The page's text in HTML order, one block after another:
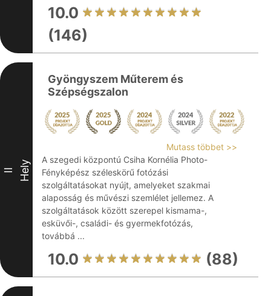
10.0
(146)
II Hely
Gyöngyszem Műterem és
Szépségszalon
Mutass többet >>
A szegedi központú Csiha Kornélia Photo-
Fényképész széleskörű fotózási
szolgáltatásokat nyújt, amelyeket szakmai
alaposság és művészi szemlélet jellemez. A
szolgáltatások között szerepel kismama-,
esküvői-, családi- és gyermekfotózás,
továbbá ...
10.0 (88)